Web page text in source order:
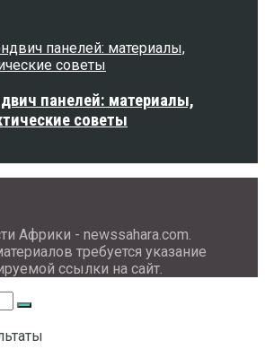
панелей: материалы,
советы
Африки - newssahara.com.
требуется указание
ссылки на сайт.